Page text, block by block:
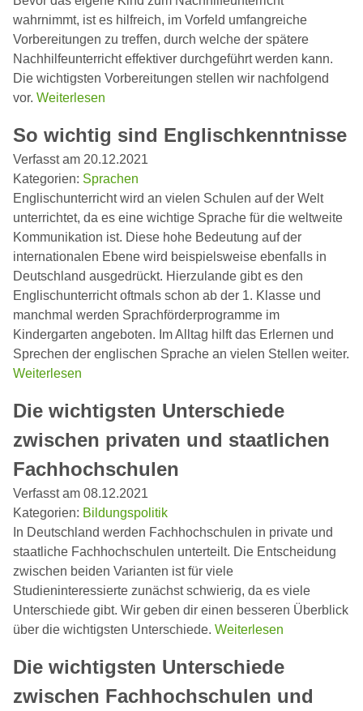
wahrnimmt, ist es hilfreich, im Vorfeld umfangreiche
Vorbereitungen zu treffen, durch welche der spätere
Nachhilfeunterricht effektiver durchgeführt werden kann.
Die wichtigsten Vorbereitungen stellen wir nachfolgend
vor. Weiterlesen
So wichtig sind Englischkenntnisse
Verfasst am 20.12.2021
Kategorien: Sprachen
Englischunterricht wird an vielen Schulen auf der Welt
unterrichtet, da es eine wichtige Sprache für die weltweite
Kommunikation ist. Diese hohe Bedeutung auf der
internationalen Ebene wird beispielsweise ebenfalls in
Deutschland ausgedrückt. Hierzulande gibt es den
Englischunterricht oftmals schon ab der 1. Klasse und
manchmal werden Sprachförderprogramme im
Kindergarten angeboten. Im Alltag hilft das Erlernen und
Sprechen der englischen Sprache an vielen Stellen weiter.
Weiterlesen
Die wichtigsten Unterschiede
zwischen privaten und staatlichen
Fachhochschulen
Verfasst am 08.12.2021
Kategorien: Bildungspolitik
In Deutschland werden Fachhochschulen in private und
staatliche Fachhochschulen unterteilt. Die Entscheidung
zwischen beiden Varianten ist für viele
Studieninteressierte zunächst schwierig, da es viele
Unterschiede gibt. Wir geben dir einen besseren Überblick
über die wichtigsten Unterschiede. Weiterlesen
Die wichtigsten Unterschiede
zwischen Fachhochschulen und